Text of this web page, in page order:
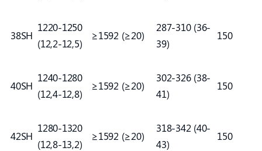
38SH
1220-1250
(12,2-12,5)
≥1592 (≥20)
287-310 (36-
39)
150
40SH
1240-1280
(12,4-12,8)
≥1592 (≥20)
302-326 (38-
41)
150
42SH
1280-1320
(12,8-13,2)
≥1592 (≥20)
318-342 (40-
43)
150